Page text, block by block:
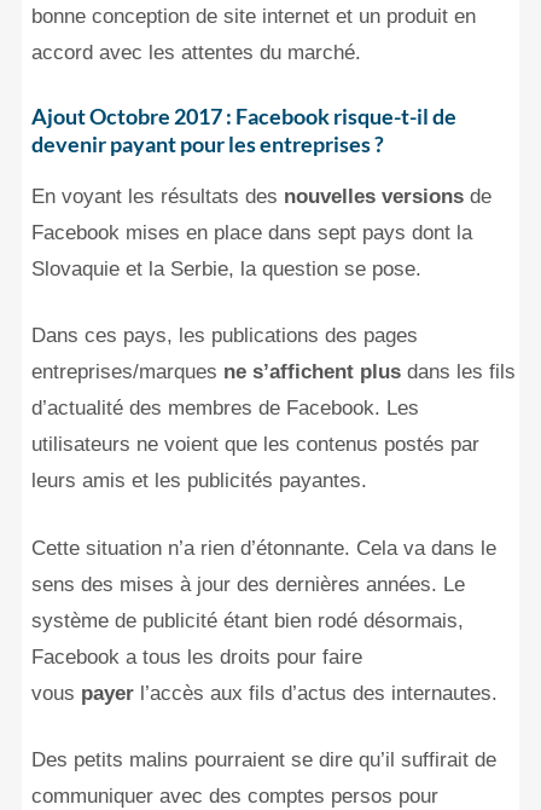
bonne conception de site internet et un produit en
accord avec les attentes du marché.
Ajout Octobre 2017 : Facebook risque-t-il de
devenir payant pour les entreprises ?
En voyant les résultats des nouvelles versions de
Facebook mises en place dans sept pays dont la
Slovaquie et la Serbie, la question se pose.
Dans ces pays, les publications des pages
entreprises/marques ne s’affichent plus dans les fils
d’actualité des membres de Facebook. Les
utilisateurs ne voient que les contenus postés par
leurs amis et les publicités payantes.
Cette situation n’a rien d’étonnante. Cela va dans le
sens des mises à jour des dernières années. Le
système de publicité étant bien rodé désormais,
Facebook a tous les droits pour faire
vous payer l’accès aux fils d’actus des internautes.
Des petits malins pourraient se dire qu’il suffirait de
communiquer avec des comptes persos pour